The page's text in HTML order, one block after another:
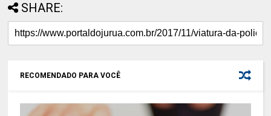
SHARE:
RECOMENDADO PARA VOCÊ